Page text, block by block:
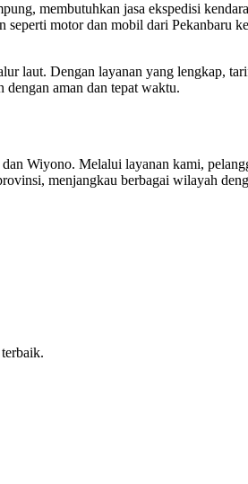
membutuhkan jasa ekspedisi
seperti motor dan mobil dari Pekanbaru
laut. Dengan layanan yang lengkap,
aman dan tepat waktu.
Wiyono. Melalui layanan kami,
menjangkau berbagai wilayah